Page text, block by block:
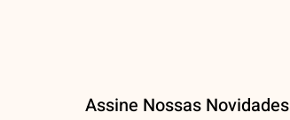
Assine Nossas Novidades